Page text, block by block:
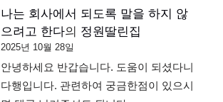
나는 회사에서 되도록 말을 하지 않
으려고 한다의 정원딸린집
2025년 10월 28일
안녕하세요 반갑습니다. 도움이 되셨다니
다행입니다. 관련하여 궁금한점이 있으시